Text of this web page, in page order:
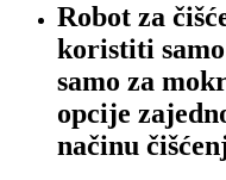
Robot za
koristiti
samo za
opcije
načinu